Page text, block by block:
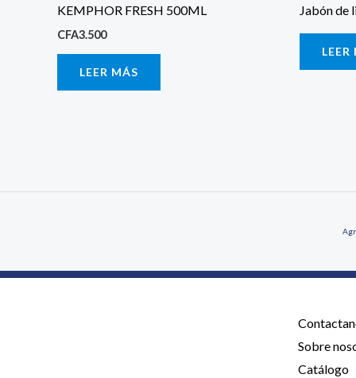
KEMPHOR FRESH 500ML
CFA3.500
LEER MÁS
Jabón de
LEER
Sobre
Catálogo